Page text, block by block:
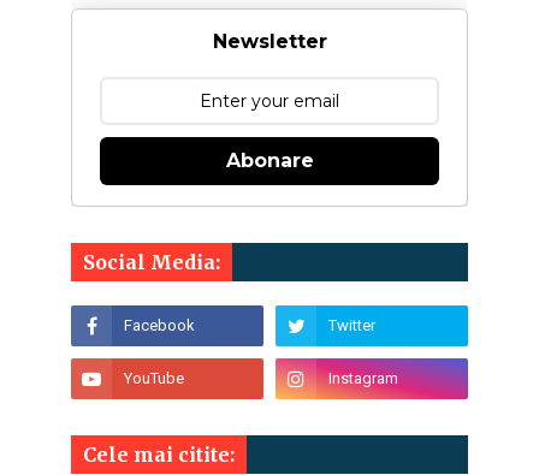
Newsletter
Abonare
Social Media:
Cele mai citite: